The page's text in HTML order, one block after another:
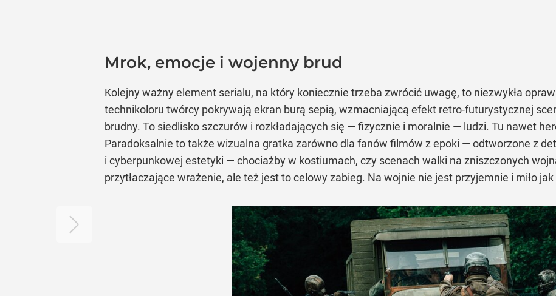
Mrok, emocje i wojenny brud
Kolejny ważny element serialu, na który koniecznie trzeba zwrócić uwagę, to niezwykła
technikoloru twórcy pokrywają ekran burą sepią, wzmacniającą efekt retro-futurystycznej
brudny. To siedlisko szczurów i rozkładających się — fizycznie i moralnie — ludzi. Tu nawet
Paradoksalnie to także wizualna gratka zarówno dla fanów filmów z epoki — odtworzone z
i cyberpunkowej estetyki — chociażby w kostiumach, czy scenach walki na zniszczonych
przytłaczające wrażenie, ale też jest to celowy zabieg. Na wojnie nie jest przyjemnie i miło